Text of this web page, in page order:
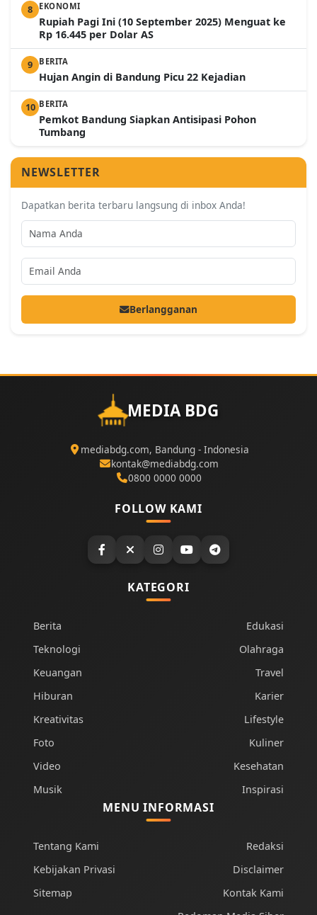
8 EKONOMI
Rupiah Pagi Ini (10 September 2025) Menguat ke
Rp 16.445 per Dolar AS
9 BERITA
Hujan Angin di Bandung Picu 22 Kejadian
10 BERITA
Pemkot Bandung Siapkan Antisipasi Pohon
Tumbang
NEWSLETTER
Dapatkan berita terbaru langsung di inbox Anda!
Berlangganan
MEDIA BDG
mediabdg.com, Bandung - Indonesia
kontak@mediabdg.com
0800 0000 0000
FOLLOW KAMI
KATEGORI
Berita
Teknologi
Keuangan
Hiburan
Kreativitas
Foto
Video
Musik
Edukasi
Olahraga
Travel
Karier
Lifestyle
Kuliner
Kesehatan
Inspirasi
MENU INFORMASI
Tentang Kami
Kebijakan Privasi
Sitemap
Redaksi
Disclaimer
Kontak Kami